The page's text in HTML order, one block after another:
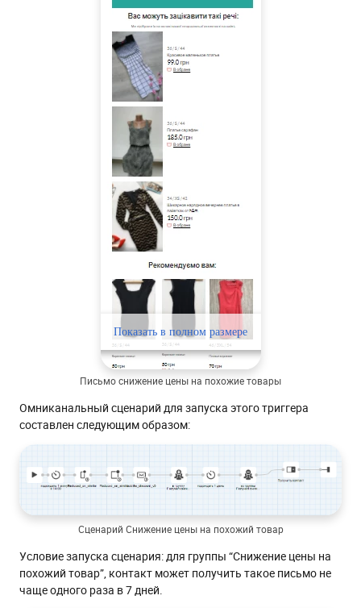
Письмо снижение цены на похожие товары
Омниканальный сценарий для запуска этого триггера
составлен следующим образом:
Сценарий Снижение цены на похожий товар
Условие запуска сценария: для группы “Снижение цены на
похожий товар”, контакт может получить такое письмо не
чаще одного раза в 7 дней.